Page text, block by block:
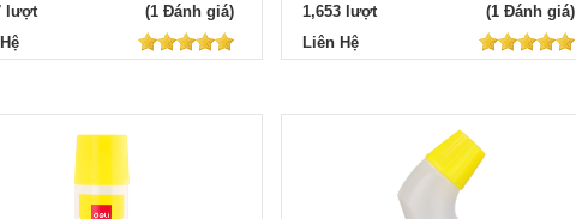
lượt
(1 Đánh giá)
1,653 lượt
(1 Đánh giá)
Liên Hệ